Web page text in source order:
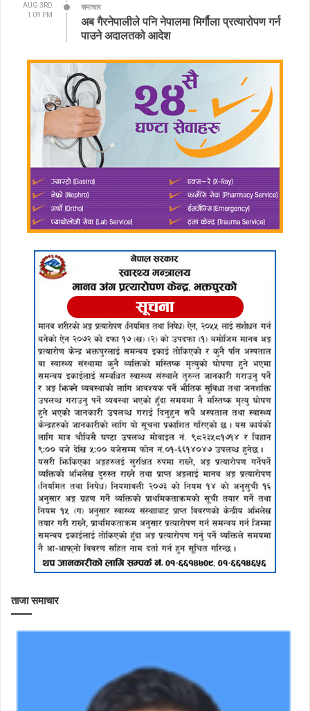
AUG 3RD
1:09 PM
समाचार
अब गैरनेपालीले पनि नेपालमा मिर्गौला प्रत्यारोपण गर्न
पाउने अदालतको आदेश
ताजा समाचार